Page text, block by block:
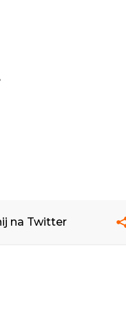
na Twitter